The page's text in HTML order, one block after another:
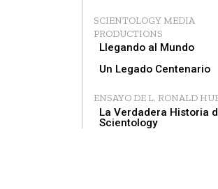
SCIENTOLOGY MEDIA
PRODUCTIONS
Llegando al Mundo
Un Legado Centenario
ENSAYO DE L. RONALD
La Verdadera Historia
Scientology